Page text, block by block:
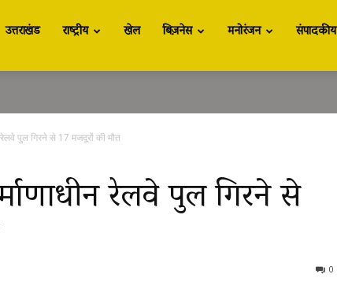
उत्तराखंड राष्ट्रीय खेल बिज़नेस मनोरंजन संपादकीय
रेलवे पुल गिरने से 17 मजदूरों की मौत
रेलवे पुल गिरने से
0